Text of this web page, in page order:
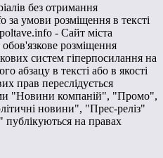
без отримання
за умови розміщення в тексті
- Сайт міста
розміщення
систем гіперпосилання на
абзацу в тексті або в якості
прав переслідується
"Новини компаній", "Промо",
новини", "Прес-реліз"
на правах